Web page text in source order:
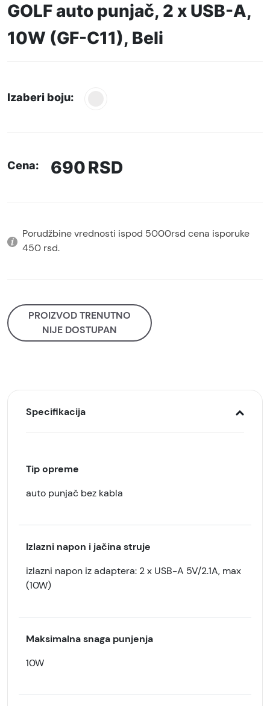
GOLF auto punjač, 2 x USB-A,
10W (GF-C11), Beli
Izaberi boju:
Cena: 690RSD
Porudžbine vrednosti ispod 5000rsd cena isporuke
450 rsd.
PROIZVOD TRENUTNO
NIJE DOSTUPAN
Specifikacija
Tip opreme
auto punjač bez kabla
Izlazni napon i jačina struje
izlazni napon iz adaptera: 2 x USB-A 5V/2.1A, max
(10W)
Maksimalna snaga punjenja
10W